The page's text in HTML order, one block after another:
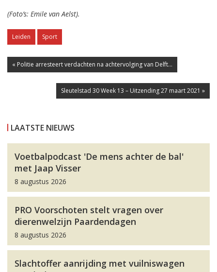
(Foto’s: Emile van Aelst).
Leiden Sport
« Politie arresteert verdachten na achtervolging van Delft...
Sleutelstad 30 Week 13 – Uitzending 27 maart 2021 »
LAATSTE NIEUWS
Voetbalpodcast 'De mens achter de bal'
met Jaap Visser
8 augustus 2026
PRO Voorschoten stelt vragen over
dierenwelzijn Paardendagen
8 augustus 2026
Slachtoffer aanrijding met vuilniswagen